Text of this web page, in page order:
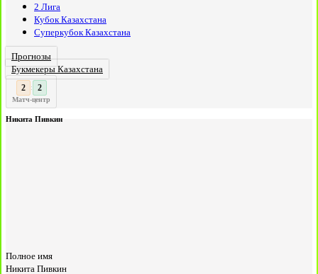
2 Лига
Кубок Казахстана
Суперкубок Казахстана
Прогнозы
Букмекеры Казахстана
3 : 2
Матч-центр
Никита Пивкин
Полное имя
Никита Пивкин